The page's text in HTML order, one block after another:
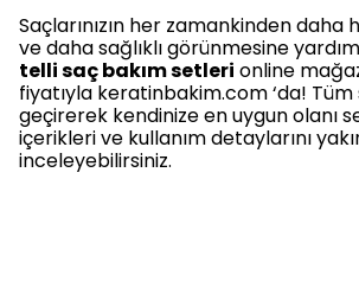
Saçlarınızın her zamankinden daha
ve daha sağlıklı görünmesine
telli saç bakım setleri online
fiyatıyla keratinbakim.com ‘da!
geçirerek kendinize en uygun olanı
içerikleri ve kullanım detaylarını
inceleyebilirsiniz.